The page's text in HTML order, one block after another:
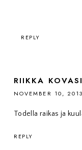
REPLY
RIIKKA
NOVEMBER 10, 2013
Todella raikas ja
REPLY